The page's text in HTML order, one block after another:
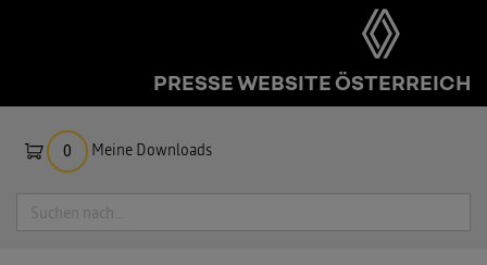
PRESSE WEBSITE ÖSTERREICH
0 Meine Downloads
Suche